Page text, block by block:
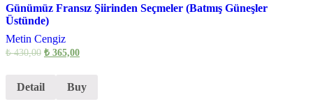
Günümüz Fransız Şiirinden Seçmeler (Batmış Güneşler
Üstünde)
Metin Cengiz
₺430,00 ₺ 365,00
Detail Buy